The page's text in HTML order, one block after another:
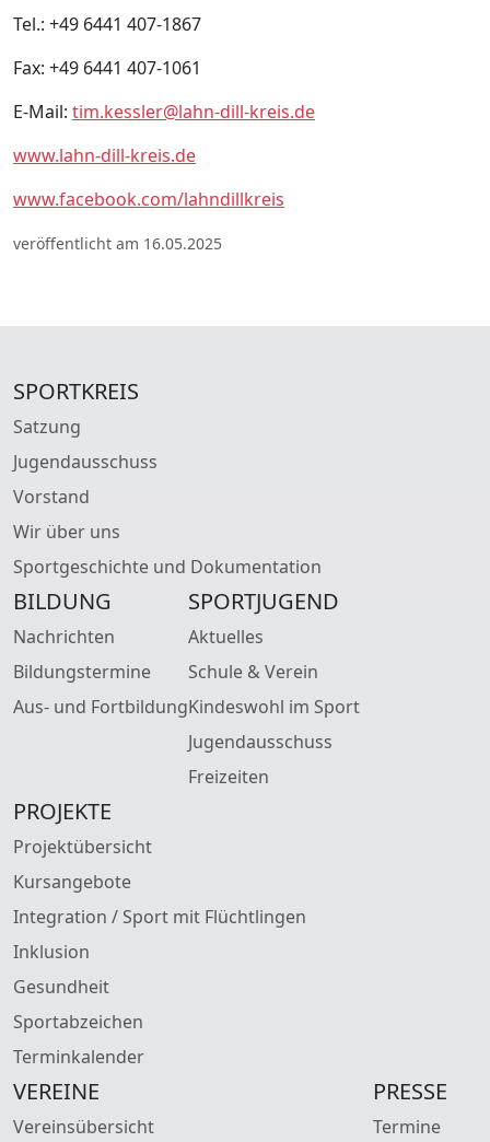
Tel.: +49 6441 407-1867
Fax: +49 6441 407-1061
E-Mail: tim.kessler@lahn-dill-kreis.de
www.lahn-dill-kreis.de
www.facebook.com/lahndillkreis
veröffentlicht am 16.05.2025
SPORTKREIS
Satzung
Jugendausschuss
Vorstand
Wir über uns
Sportgeschichte und Dokumentation
BILDUNG
Nachrichten
Bildungstermine
Aus- und Fortbildung
SPORTJUGEND
Aktuelles
Schule & Verein
Kindeswohl im Sport
Jugendausschuss
Freizeiten
PROJEKTE
Projektübersicht
Kursangebote
Integration / Sport mit Flüchtlingen
Inklusion
Gesundheit
Sportabzeichen
Terminkalender
VEREINE
Vereinsübersicht
PRESSE
Termine